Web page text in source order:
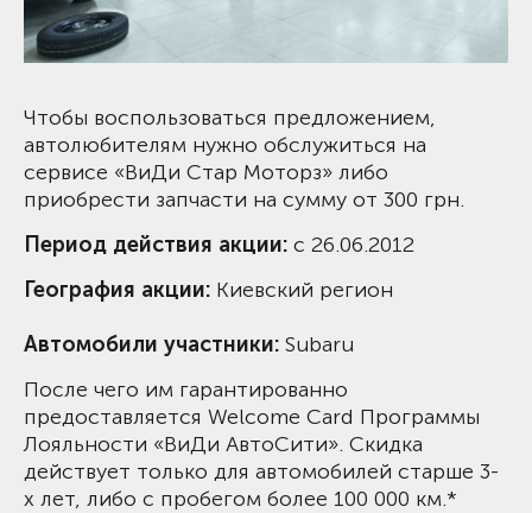
Чтобы воспользоваться предложением,
автолюбителям нужно обслужиться на
сервисе «ВиДи Стар Моторз» либо
приобрести запчасти на сумму от 300 грн.
Период действия акции: с 26.06.2012
География акции: Киевский регион
Автомобили участники: Subaru
После чего им гарантированно
предоставляется Welcome Card Программы
Лояльности «ВиДи АвтоСити». Скидка
действует только для автомобилей старше 3-
х лет, либо с пробегом более 100 000 км.*